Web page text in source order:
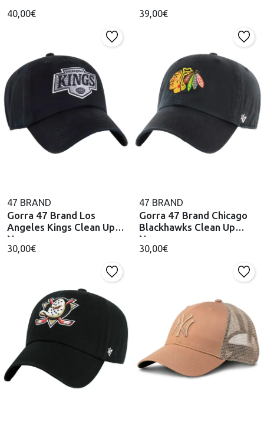
40,00€ 39,00€
47 BRAND
Gorra 47 Brand Los
Angeles Kings Clean Up
Negro
30,00€
47 BRAND
Gorra 47 Brand Chicago
Blackhawks Clean Up
Negro
30,00€